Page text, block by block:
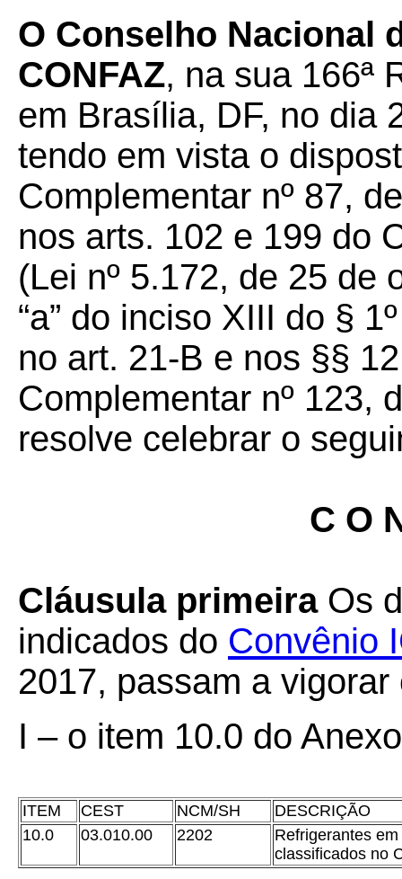
O Conselho Nacional
CONFAZ, na sua 166ª
em Brasília, DF, no dia
tendo em vista o
Complementar nº 87,
nos arts. 102 e 199 do
(Lei nº 5.172, de 25 de
“a” do inciso XIII do §
no art. 21-B e nos §§
Complementar nº 123,
resolve celebrar o
C O
Cláusula primeiraOs
indicados do Convênio
2017, passam a
I – o item 10.0 do
ITEM CEST NCM/SH
DESCRIÇÃO
10.0
03.010.00 2202
Refrigerantes
classificados no